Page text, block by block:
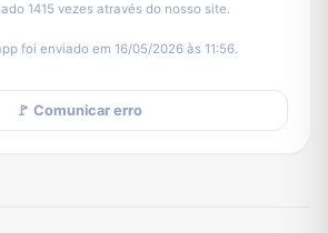
1415 vezes através do nosso site.
foi enviado em 16/05/2026 às 11:56.
🚩 Comunicar erro